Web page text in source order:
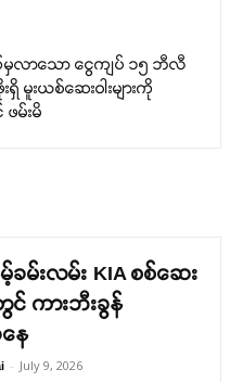
က်မှလာသော ငွေကျပ် ၁၅ ဘီလီ
မူးယစ်ဆေးဝါးများကို
ဖမ်းမိ
မ်းလမ်း KIA စစ်ဆေး
င် ကားဘီးခွန်
ေ
- July 9, 2026